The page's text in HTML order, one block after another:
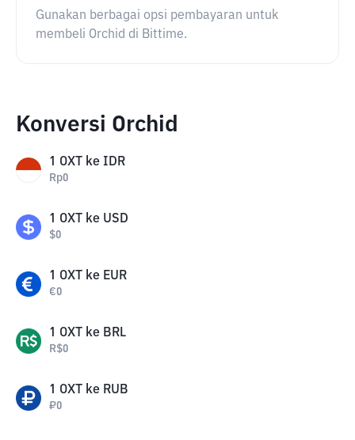
Gunakan berbagai opsi pembayaran untuk
membeli Orchid di Bittime.
Konversi Orchid
1 OXT ke IDR
Rp0
1 OXT ke USD
$0
1 OXT ke EUR
€0
1 OXT ke BRL
R$0
1 OXT ke RUB
₽0